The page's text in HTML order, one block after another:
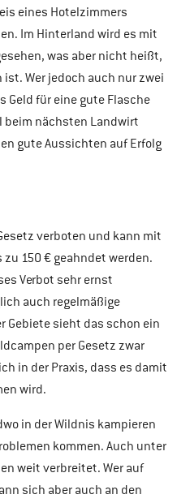
eines Hotelzimmers
Im Hinterland wird es mit
was aber nicht heißt,
Wer jedoch auch nur zwei
Geld für eine gute Flasche
beim nächsten Landwirt
gute Aussichten auf Erfolg
verboten und kann mit
150 € geahndet werden.
Verbot sehr ernst
auch regelmäßige
Gebiete sieht das schon ein
per Gesetz zwar
in der Praxis, dass es damit
wird.
in der Wildnis kampieren
kommen. Auch unter
weit verbreitet. Wer auf
sich aber auch an den